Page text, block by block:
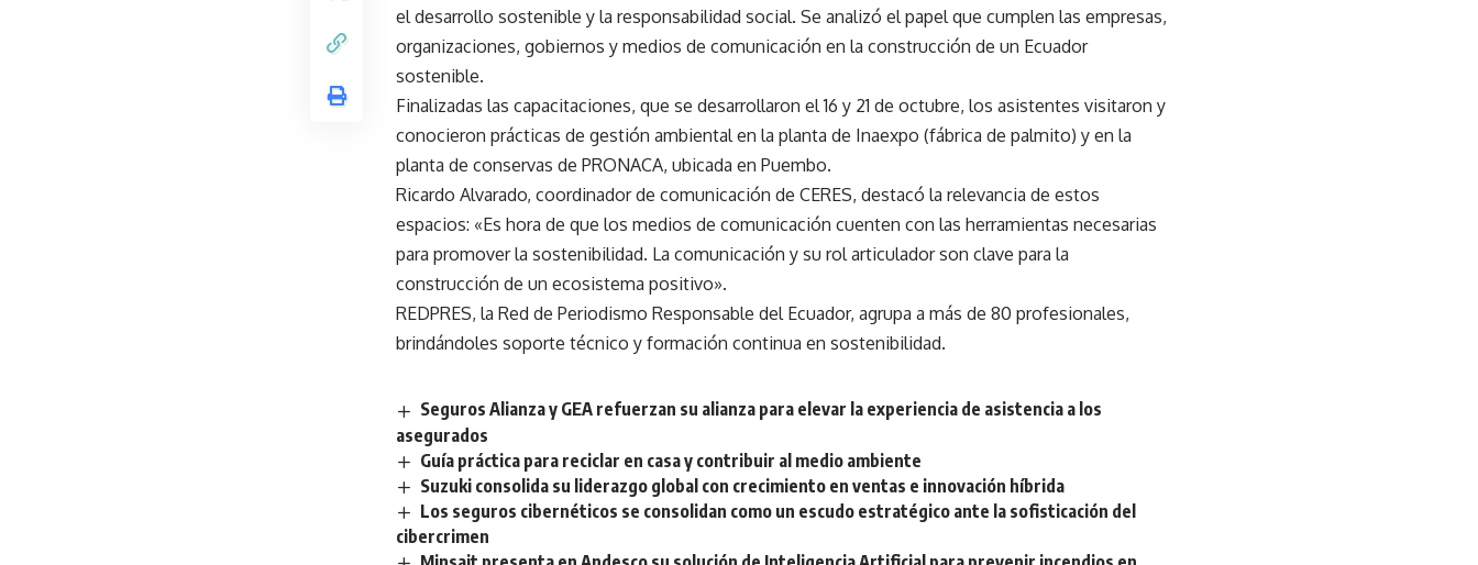
el desarrollo sostenible y la responsabilidad social. Se analizó el papel que cumplen las empresas,
organizaciones, gobiernos y medios de comunicación en la construcción de un Ecuador
sostenible.
Finalizadas las capacitaciones, que se desarrollaron el 16 y 21 de octubre, los asistentes visitaron y
conocieron prácticas de gestión ambiental en la planta de Inaexpo (fábrica de palmito) y en la
planta de conservas de PRONACA, ubicada en Puembo.
Ricardo Alvarado, coordinador de comunicación de CERES, destacó la relevancia de estos
espacios: «Es hora de que los medios de comunicación cuenten con las herramientas necesarias
para promover la sostenibilidad. La comunicación y su rol articulador son clave para la
construcción de un ecosistema positivo».
REDPRES, la Red de Periodismo Responsable del Ecuador, agrupa a más de 80 profesionales,
brindándoles soporte técnico y formación continua en sostenibilidad.
Seguros Alianza y GEA refuerzan su alianza para elevar la experiencia de asistencia a los
asegurados
Guía práctica para reciclar en casa y contribuir al medio ambiente
Suzuki consolida su liderazgo global con crecimiento en ventas e innovación híbrida
Los seguros cibernéticos se consolidan como un escudo estratégico ante la sofisticación del
cibercrimen